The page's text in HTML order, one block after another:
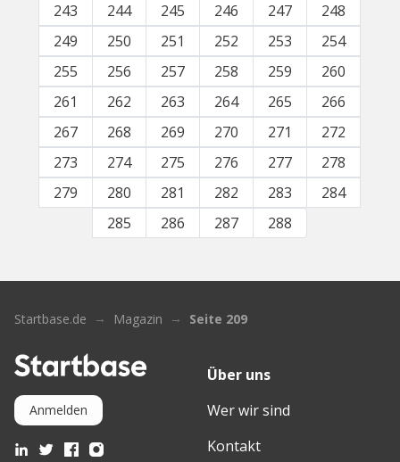
243
244 245 246 247
248
249
250 251 252 253
254
255
256 257 258 259
260
261
262 263 264 265
266
267
268 269 270 271
272
273
274 275 276 277
278
279
280 281 282 283
284
285
286 287 288
Startbase.de Magazin Seite 209
Anmelden
Über uns
Wer wir sind
Kontakt